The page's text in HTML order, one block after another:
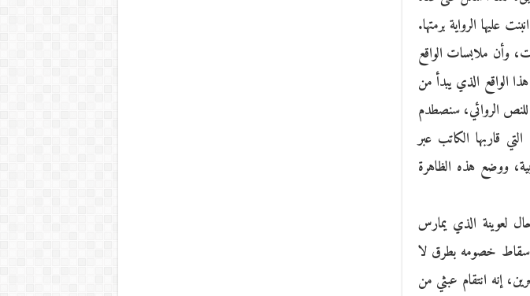
عليها الرواية برمتها.
وأن ملابسات الواقع
هذا الواقع الذي يبدأ من
للنص الروائي، سنصطدم
قاربها الكاتب عبر
ووضع هذه الظاهرة
لعوينة الذي يمارس
إسقاط خصومه بطرق لا
إنه انتقام عبثي من